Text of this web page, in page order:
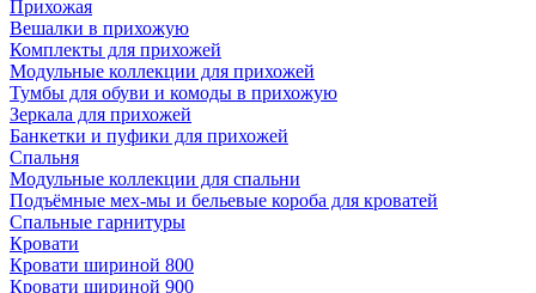
Прихожая
Вешалки в прихожую
Комплекты для прихожей
Модульные коллекции для прихожей
Тумбы для обуви и комоды в прихожую
Зеркала для прихожей
Банкетки и пуфики для прихожей
Спальня
Модульные коллекции для спальни
Подъёмные мех-мы и бельевые короба для кроватей
Спальные гарнитуры
Кровати
Кровати шириной 800
Кровати шириной 900